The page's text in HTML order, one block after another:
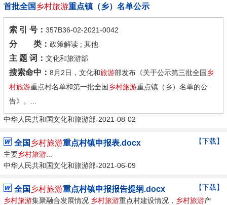
首批全国 乡村旅游重点镇（乡）名单公示
索 引 号： 357B36-02-2021-0042
分 类： 政策解读 ; 其他
主 题 词： 文化和旅游部
搜索命中： 8月2日，文化和旅游部发布《关于公示第三批全国 乡
村旅游重点村名单和第一批全国 乡村旅游重点镇（乡）名单的公
告》。...
中华人民共和国文化和旅游部-2021-08-02
【下载】
全国 乡村旅游重点村镇申报表.docx
主要乡村旅游
中华人民共和国文化和旅游部-2021-06-09
【下载】
全国 乡村旅游重点村镇申报报告提纲.docx
乡村旅游集聚融合发展情况 乡村旅游重点村建设情况， 乡村旅游产